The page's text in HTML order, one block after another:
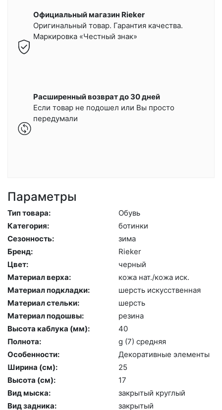
Официальный магазин Rieker
Оригинальный товар. Гарантия качества.
Маркировка «Честный знак»
Расширенный возврат до 30 дней
Если товар не подошел или Вы просто
передумали
Параметры
Тип товара:
Обувь
Категория:
бо­тин­ки
Сезонность:
зи­ма
Бренд:
Ri­eker
Цвет:
чер­ный
Материал верха:
ко­жа нат./ко­жа иск.
Материал подкладки:
шерсть ис­кусс­твен­ная
Материал стельки:
шерсть
Материал подошвы:
ре­зина
Высота каблука (мм):
40
Полнота:
g (7) сред­няя
Особенности:
Де­кора­тив­ные эле­мен­ты
Ширина (см):
25
Высота (cм):
17
Вид мыска:
зак­ры­тый круг­лый
Вид задника:
зак­ры­тый